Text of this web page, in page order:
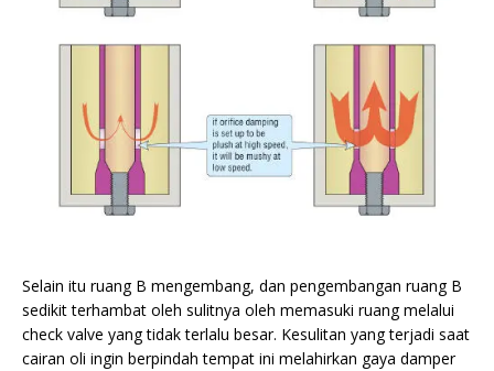
Selain itu ruang B mengembang, dan pengembangan ruang B
sedikit terhambat oleh sulitnya oleh memasuki ruang melalui
check valve yang tidak terlalu besar. Kesulitan yang terjadi saat
cairan oli ingin berpindah tempat ini melahirkan gaya damper